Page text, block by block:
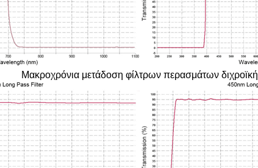
Μακροχρόνια μετάδοση φίλτρων περασμάτων διχροϊκή